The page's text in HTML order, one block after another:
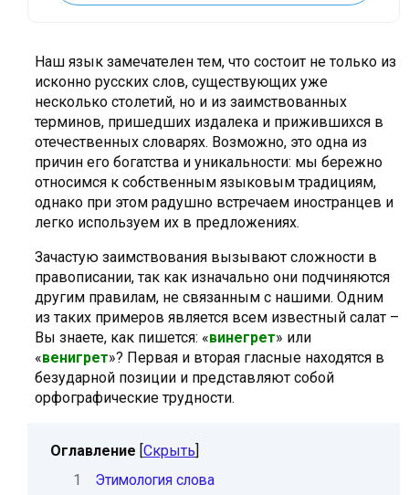
Наш язык замечателен тем, что состоит не только из
исконно русских слов, существующих уже
несколько столетий, но и из заимствованных
терминов, пришедших издалека и прижившихся в
отечественных словарях. Возможно, это одна из
причин его богатства и уникальности: мы бережно
относимся к собственным языковым традициям,
однако при этом радушно встречаем иностранцев и
легко используем их в предложениях.
Зачастую заимствования вызывают сложности в
правописании, так как изначально они подчиняются
другим правилам, не связанным с нашими. Одним
из таких примеров является всем известный салат –
Вы знаете, как пишется: «винегрет» или
«венигрет»? Первая и вторая гласные находятся в
безударной позиции и представляют собой
орфографические трудности.
Оглавление [Скрыть]
1
Этимология слова